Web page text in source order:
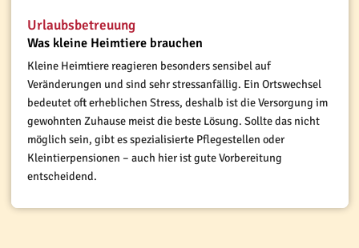
Urlaubsbetreuung
Was kleine Heimtiere brauchen
Kleine Heimtiere reagieren besonders sensibel auf
Veränderungen und sind sehr stressanfällig. Ein Ortswechsel
bedeutet oft erheblichen Stress, deshalb ist die Versorgung im
gewohnten Zuhause meist die beste Lösung. Sollte das nicht
möglich sein, gibt es spezialisierte Pflegestellen oder
Kleintierpensionen – auch hier ist gute Vorbereitung
entscheidend.